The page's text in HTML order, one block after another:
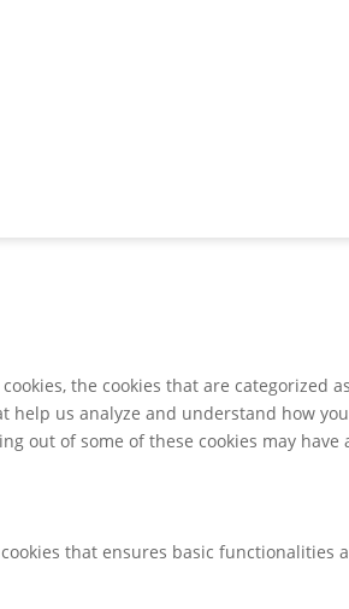
the cookies that are categorized
us analyze and understand how
out of some of these cookies may
that ensures basic functionalities